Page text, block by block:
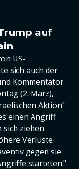
auf
US-
sich auch der
Kommentator
(2. März),
Aktion"
einen Angriff
ziehen
Verluste
gegen sie
starteten."